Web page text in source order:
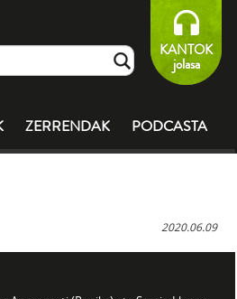
KANTOK
jolasa
ZERRENDAK PODCASTA
2020.06.09